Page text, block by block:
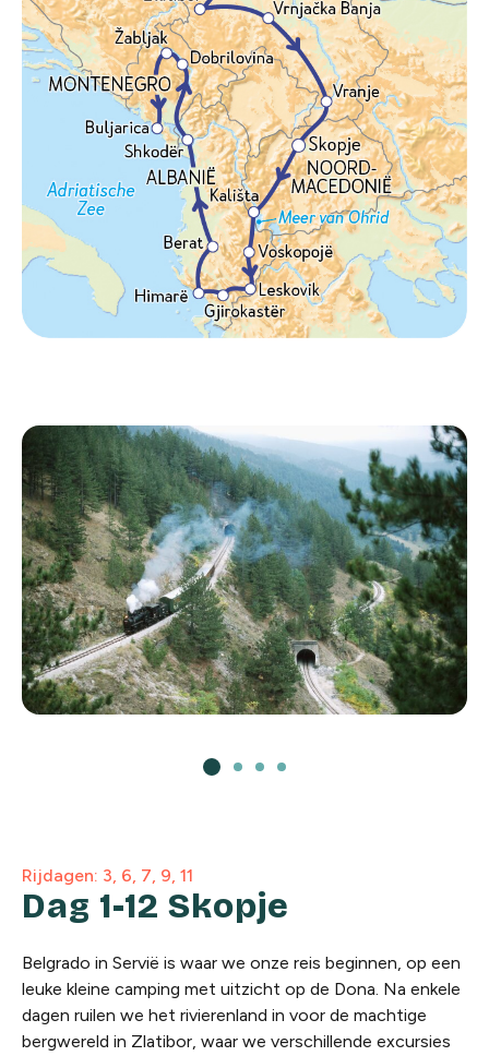
Rijdagen: 3, 6, 7, 9, 11
Dag 1-12 Skopje
Belgrado in Servië is waar we onze reis beginnen, op een
leuke kleine camping met uitzicht op de Dona. Na enkele
dagen ruilen we het rivierenland in voor de machtige
bergwereld in Zlatibor, waar we verschillende excursies